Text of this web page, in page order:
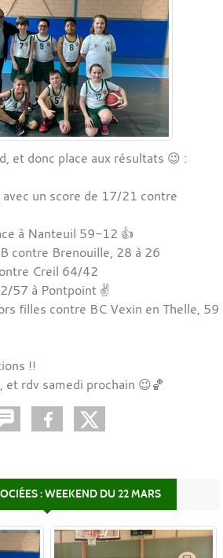
et donc place aux résultats 😉 :
un score de 17/21 contre
à Nanteuil 59-12 👍
contre Brenouille, 28 à 26
Creil 64/42
57 à Pontpoint ✌️
filles contre BC Vexin en Thelle, 59
!!
et rdv samedi prochain 😉🏀
: WEEKEND DU 22 MARS